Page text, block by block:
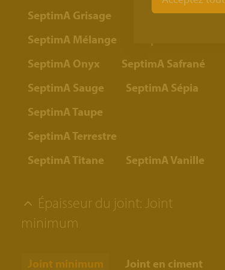
SeptimA Grisage
SeptimA Mélange
SeptimA Onyx
SeptimA Safrané
SeptimA Sauge
SeptimA Sépia
SeptimA Taupe
SeptimA Terrestre
SeptimA Titane
SeptimA Vanille
Épaisseur du joint: Joint
minimum
Joint minimum Joint en ciment